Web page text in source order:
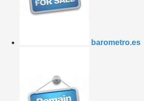
barometro.es